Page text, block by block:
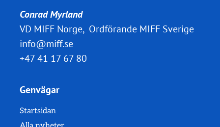
Conrad Myrland
VD MIFF Norge, Ordförande MIFF Sverige
info@miff.se
+47 41 17 67 80
Genvägar
Startsidan